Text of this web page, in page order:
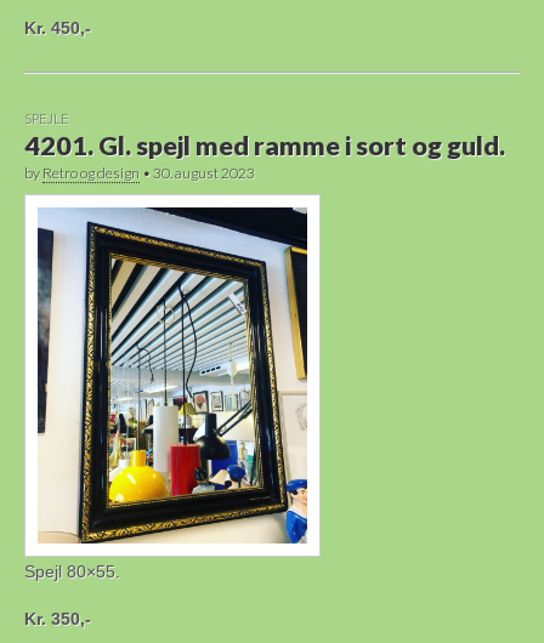
Kr. 450,-
SPEJLE
4201. Gl. spejl med ramme i sort og guld.
byRetro og design •30. august 2023
Spejl 80×55.
Kr. 350,-